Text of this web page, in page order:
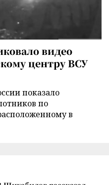
видео
центру ВСУ
показало
по
в